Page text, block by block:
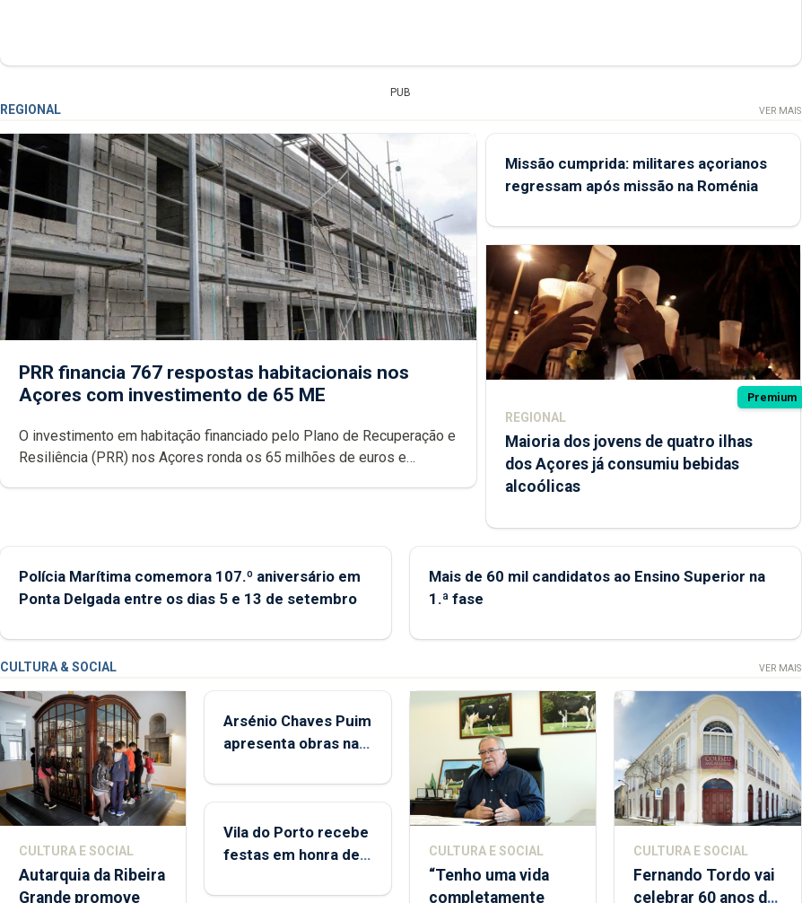
PUB
REGIONAL VER MAIS
PRR financia 767 respostas habitacionais nos
Açores com investimento de 65 ME
O investimento em habitação financiado pelo Plano de Recuperação e
Resiliência (PRR) nos Açores ronda os 65 milhões de euros e
Missão cumprida: militares açorianos
regressam após missão na Roménia
Premium
REGIONAL
Maioria dos jovens de quatro ilhas
dos Açores já consumiu bebidas
alcoólicas
Polícia Marítima comemora 107.º aniversário em
Ponta Delgada entre os dias 5 e 13 de setembro
Mais de 60 mil candidatos ao Ensino Superior na
1.ª fase
CULTURA & SOCIAL VER MAIS
CULTURA E SOCIAL
Autarquia da Ribeira
Grande promove
Arsénio Chaves Puim
apresenta obras na
Porto
Vila do Porto recebe
festas em honra de
CULTURA E SOCIAL
“Tenho uma vida
completamente
CULTURA E SOCIAL
Fernando Tordo vai
celebrar 60 anos de